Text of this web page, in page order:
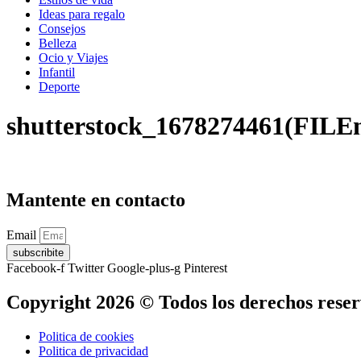
Ideas para regalo
Consejos
Belleza
Ocio y Viajes
Infantil
Deporte
Mantente en contacto
Email
subscribite
Facebook-f Twitter Google-plus-g Pinterest
Copyright 2026 © Todos los derechos
Politica de cookies
Politica de privacidad